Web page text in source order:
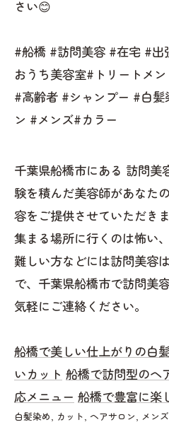
さい😊
#船橋 #訪問美容 #在宅 #
おうち美容室#トリートメ
#高齢者 #シャンプー #白
ン #メンズ#カラー
千葉県船橋市にある 訪問
験を積んだ美容師があなた
容をご提供させていただき
集まる場所に行くのは怖い
難しい方などには訪問美容
で、千葉県船橋市で訪問美
気軽にご連絡ください。
船橋で美しい仕上がりの白
いカット 船橋で訪問型のヘ
応メニュー 船橋で豊富に楽
白髪染め カット ヘアサロン メンズ